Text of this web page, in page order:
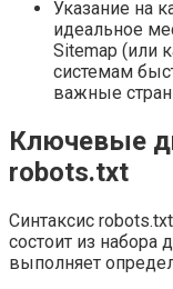
Указание на
идеальное
Sitemap (или
системам
важные
Ключевые
robots.txt
Синтаксис
состоит из набора
выполняет